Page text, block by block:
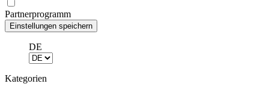
Partnerprogramm
DE
Kategorien